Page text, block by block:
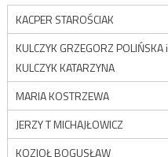
KACPER STAROŚCIAK
KULCZYK GRZEGORZ POLIŃSKA i
KULCZYK KATARZYNA
MARIA KOSTRZEWA
JERZY T MICHAJŁOWICZ
KOZIOŁ BOGUSŁAW